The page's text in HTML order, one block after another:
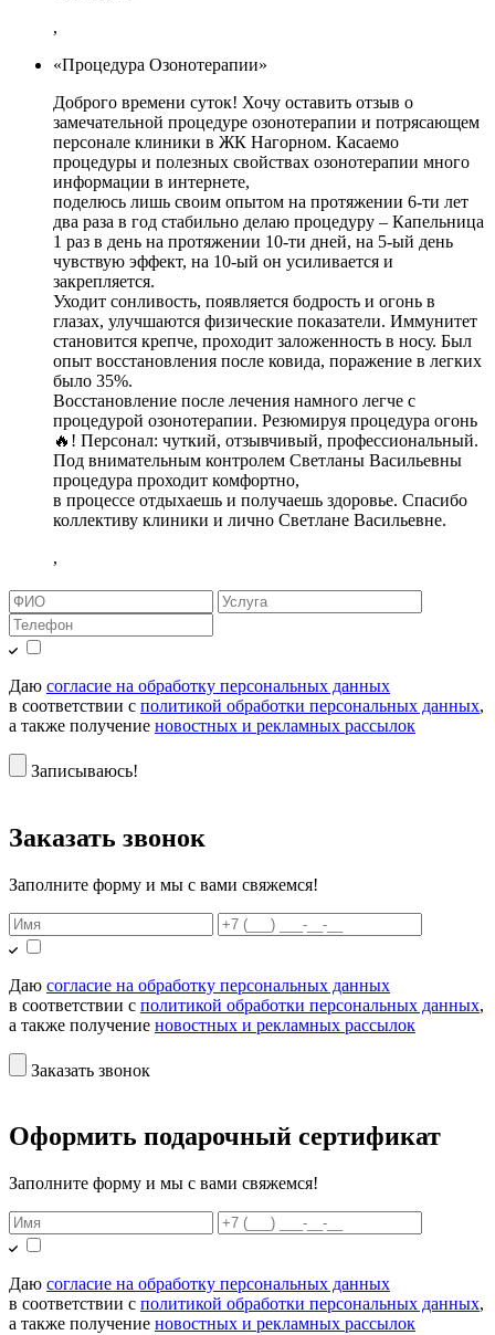
,
«Процедура Озонотерапии»
Доброго времени суток! Хочу оставить отзыв о
замечательной процедуре озонотерапии и потрясающем
персонале клиники в ЖК Нагорном. Касаемо
процедуры и полезных свойствах озонотерапии много
информации в интернете,
поделюсь лишь своим опытом на протяжении 6-ти лет
два раза в год стабильно делаю процедуру – Капельница
1 раз в день на протяжении 10-ти дней, на 5-ый день
чувствую эффект, на 10-ый он усиливается и
закрепляется.
Уходит сонливость, появляется бодрость и огонь в
глазах, улучшаются физические показатели. Иммунитет
становится крепче, проходит заложенность в носу. Был
опыт восстановления после ковида, поражение в легких
было 35%.
Восстановление после лечения намного легче с
процедурой озонотерапии. Резюмируя процедура огонь
🔥! Персонал: чуткий, отзывчивый, профессиональный.
Под внимательным контролем Светланы Васильевны
процедура проходит комфортно,
в процессе отдыхаешь и получаешь здоровье. Спасибо
коллективу клиники и лично Светлане Васильевне.
,
Даю согласие на обработку персональных данных
в соответствии с политикой обработки персональных данных,
а также получение новостных и рекламных рассылок
Записываюсь!
Заказать звонок
Заполните форму и мы с вами свяжемся!
Даю согласие на обработку персональных данных
в соответствии с политикой обработки персональных данных,
а также получение новостных и рекламных рассылок
Заказать звонок
Оформить подарочный сертификат
Заполните форму и мы с вами свяжемся!
Даю согласие на обработку персональных данных
в соответствии с политикой обработки персональных данных,
а также получение новостных и рекламных рассылок